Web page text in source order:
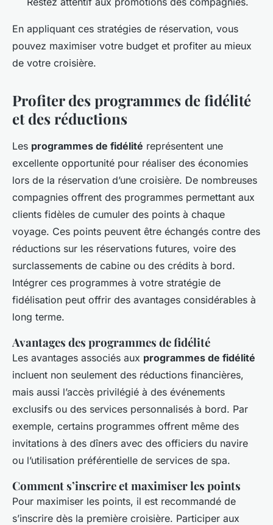
En appliquant ces stratégies de réservation, vous
pouvez maximiser votre budget et profiter au mieux
de votre croisière.
Profiter des programmes de fidélité
et des réductions
Les programmes de fidélité représentent une
excellente opportunité pour réaliser des économies
lors de la réservation d’une croisière. De nombreuses
compagnies offrent des programmes permettant aux
clients fidèles de cumuler des points à chaque
voyage. Ces points peuvent être échangés contre des
réductions sur les réservations futures, voire des
surclassements de cabine ou des crédits à bord.
Intégrer ces programmes à votre stratégie de
fidélisation peut offrir des avantages considérables à
long terme.
Avantages des programmes de fidélité
Les avantages associés aux programmes de fidélité
incluent non seulement des réductions financières,
mais aussi l’accès privilégié à des événements
exclusifs ou des services personnalisés à bord. Par
exemple, certains programmes offrent même des
invitations à des dîners avec des officiers du navire
ou l’utilisation préférentielle de services de spa.
Comment s’inscrire et maximiser les points
Pour maximiser les points, il est recommandé de
s’inscrire dès la première croisière. Participer aux